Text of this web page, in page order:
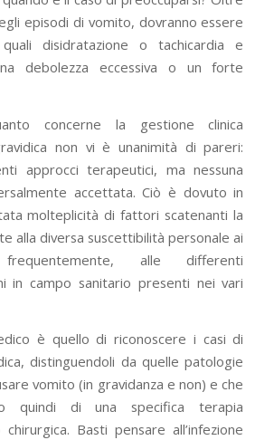
episodi di vomito, dovranno essere
disidratazione o tachicardia e
debolezza eccessiva o un forte
concerne la gestione clinica
non vi è unanimità di pareri:
approcci terapeutici, ma nessuna
accettata. Ciò è dovuto in
molteplicità di fattori scatenanti la
alla diversa suscettibilità personale ai
alle differenti
in campo sanitario presenti nei vari
è quello di riconoscere i casi di
distinguendoli da quelle patologie
vomito (in gravidanza e non) e che
quindi di una specifica terapia
Basti pensare all’infezione